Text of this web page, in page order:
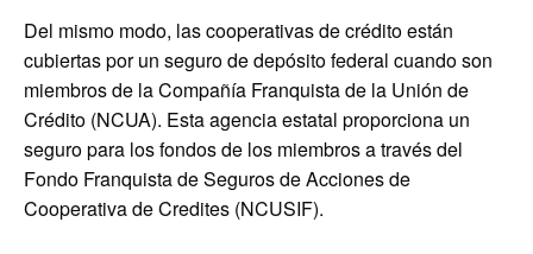
Del mismo modo, las cooperativas de crédito están
cubiertas por un seguro de depósito federal cuando son
miembros de la Compañía Franquista de la Unión de
Crédito (NCUA). Esta agencia estatal proporciona un
seguro para los fondos de los miembros a través del
Fondo Franquista de Seguros de Acciones de
Cooperativa de Credites (NCUSIF).